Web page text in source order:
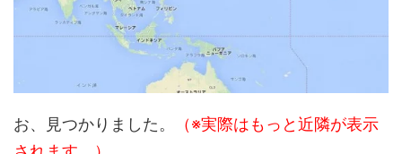
お、見つかりました。
（※実際はもっと近隣が表示